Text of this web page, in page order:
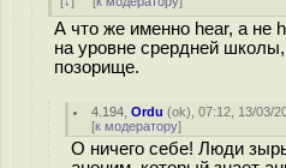
А что же именно hear, а не
на уровне срердней
позорище.
4.194 ,Ordu (ok), 07:12, 13/03/
[к модератору]
О ничего себе! Люди